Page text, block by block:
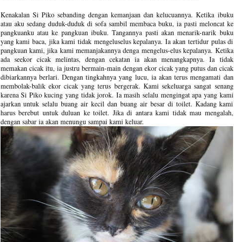
Kenakalan Si Piko sebanding dengan kemanjaan dan kelucuannya. Ketika ibuku
atau aku sedang duduk-duduk di sofa sambil membaca buku, ia pasti meloncat ke
pangkuanku atau ke pangkuan ibuku. Tangannya pasti akan menarik-narik buku
yang kami baca, jika kami tidak mengeluselus kepalanya. Ia akan tertidur pulas di
pangkuan kami, jika kami memanjakannya denga mengelus-elus kepalanya. Ketika
ada seekor cicak melintas, dengan cekatan ia akan menangkapnya. Ia tidak
memakan cicak itu, ia justru bermain-main dengan ekor cicak yang putus dan cicak
dibiarkannya berlari. Dengan tingkahnya yang lucu, ia akan terus mengamati dan
membolak-balik ekor cicak yang terus bergerak. Kami sekeluarga sangat senang
karena Si Piko kucing yang tidak jorok. Ia masih selalu mengingat apa yang kami
ajarkan untuk selalu buang air kecil dan buang air besar di toilet. Kadang kami
harus berebut untuk duluan ke toilet. Jika di antara kami tidak mau mengalah,
dengan sabar ia akan menungu sampai kami keluar.